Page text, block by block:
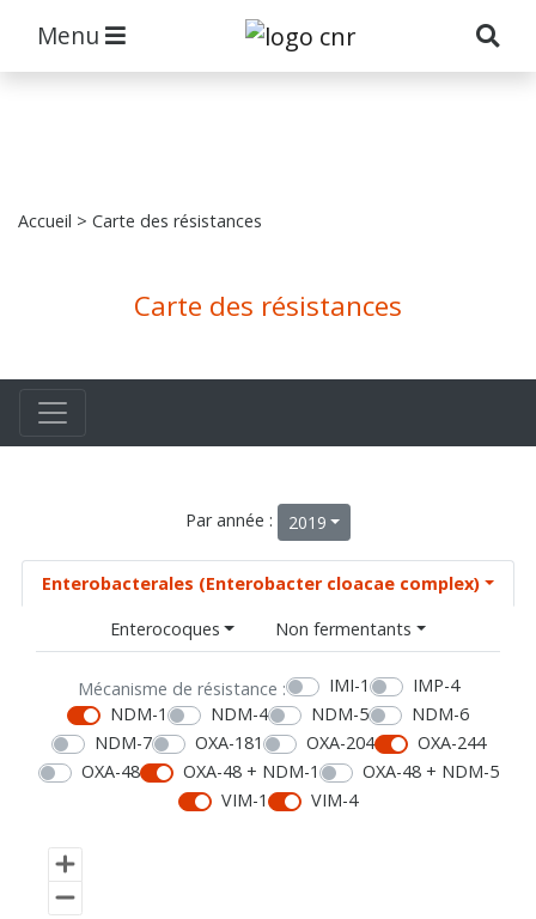
Menu
Accueil > Carte des résistances
Carte des résistances
Par année : 2019
Enterobacterales (Enterobacter cloacae complex)
Enterocoques
Non fermentants
Mécanisme de résistance : IMI-1
IMP-4
NDM-1
NDM-4 NDM-5
NDM-6
NDM-7
OXA-181 OXA-204
OXA-244
OXA-48
OXA-48 + NDM-1
OXA-48 + NDM-5
VIM-1
VIM-4